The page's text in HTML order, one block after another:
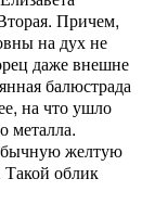
Причем,
на дух не
даже внешне
балюстрада
на что ушло
металла.
желтую
Такой облик